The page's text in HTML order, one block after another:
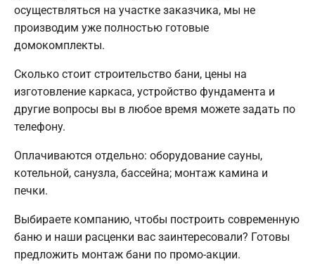
осуществляться на участке заказчика, мы не
производим уже полностью готовые
домокомплекты.
Сколько стоит строительство бани, цены на
изготовление каркаса, устройство фундамента и
другие вопросы вы в любое время можете задать по
телефону.
Оплачиваются отдельно: оборудование сауны,
котельной, санузла, бассейна; монтаж камина и
печки.
Выбираете компанию, чтобы построить современную
баню и наши расценки вас заинтересовали? Готовы
предложить монтаж бани по промо-акции.